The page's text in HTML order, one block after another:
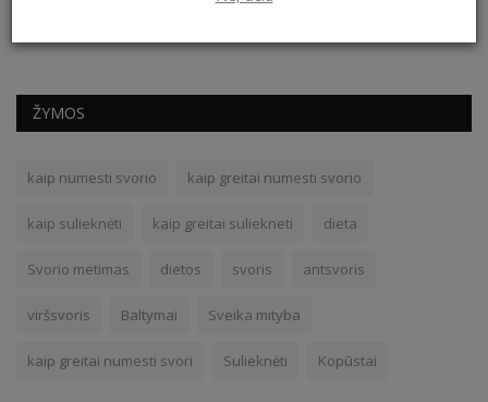
ŽYMOS
kaip numesti svorio kaip greitai numesti svorio
kaip sulieknėti kaip greitai suliekneti dieta
Svorio metimas dietos svoris antsvoris
viršsvoris Baltymai Sveika mityba
kaip greitai numesti svori Sulieknėti Kopūstai